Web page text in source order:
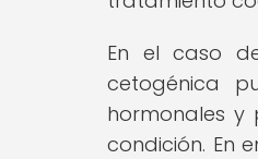
En el caso
cetogénica
hormonales
condición. En